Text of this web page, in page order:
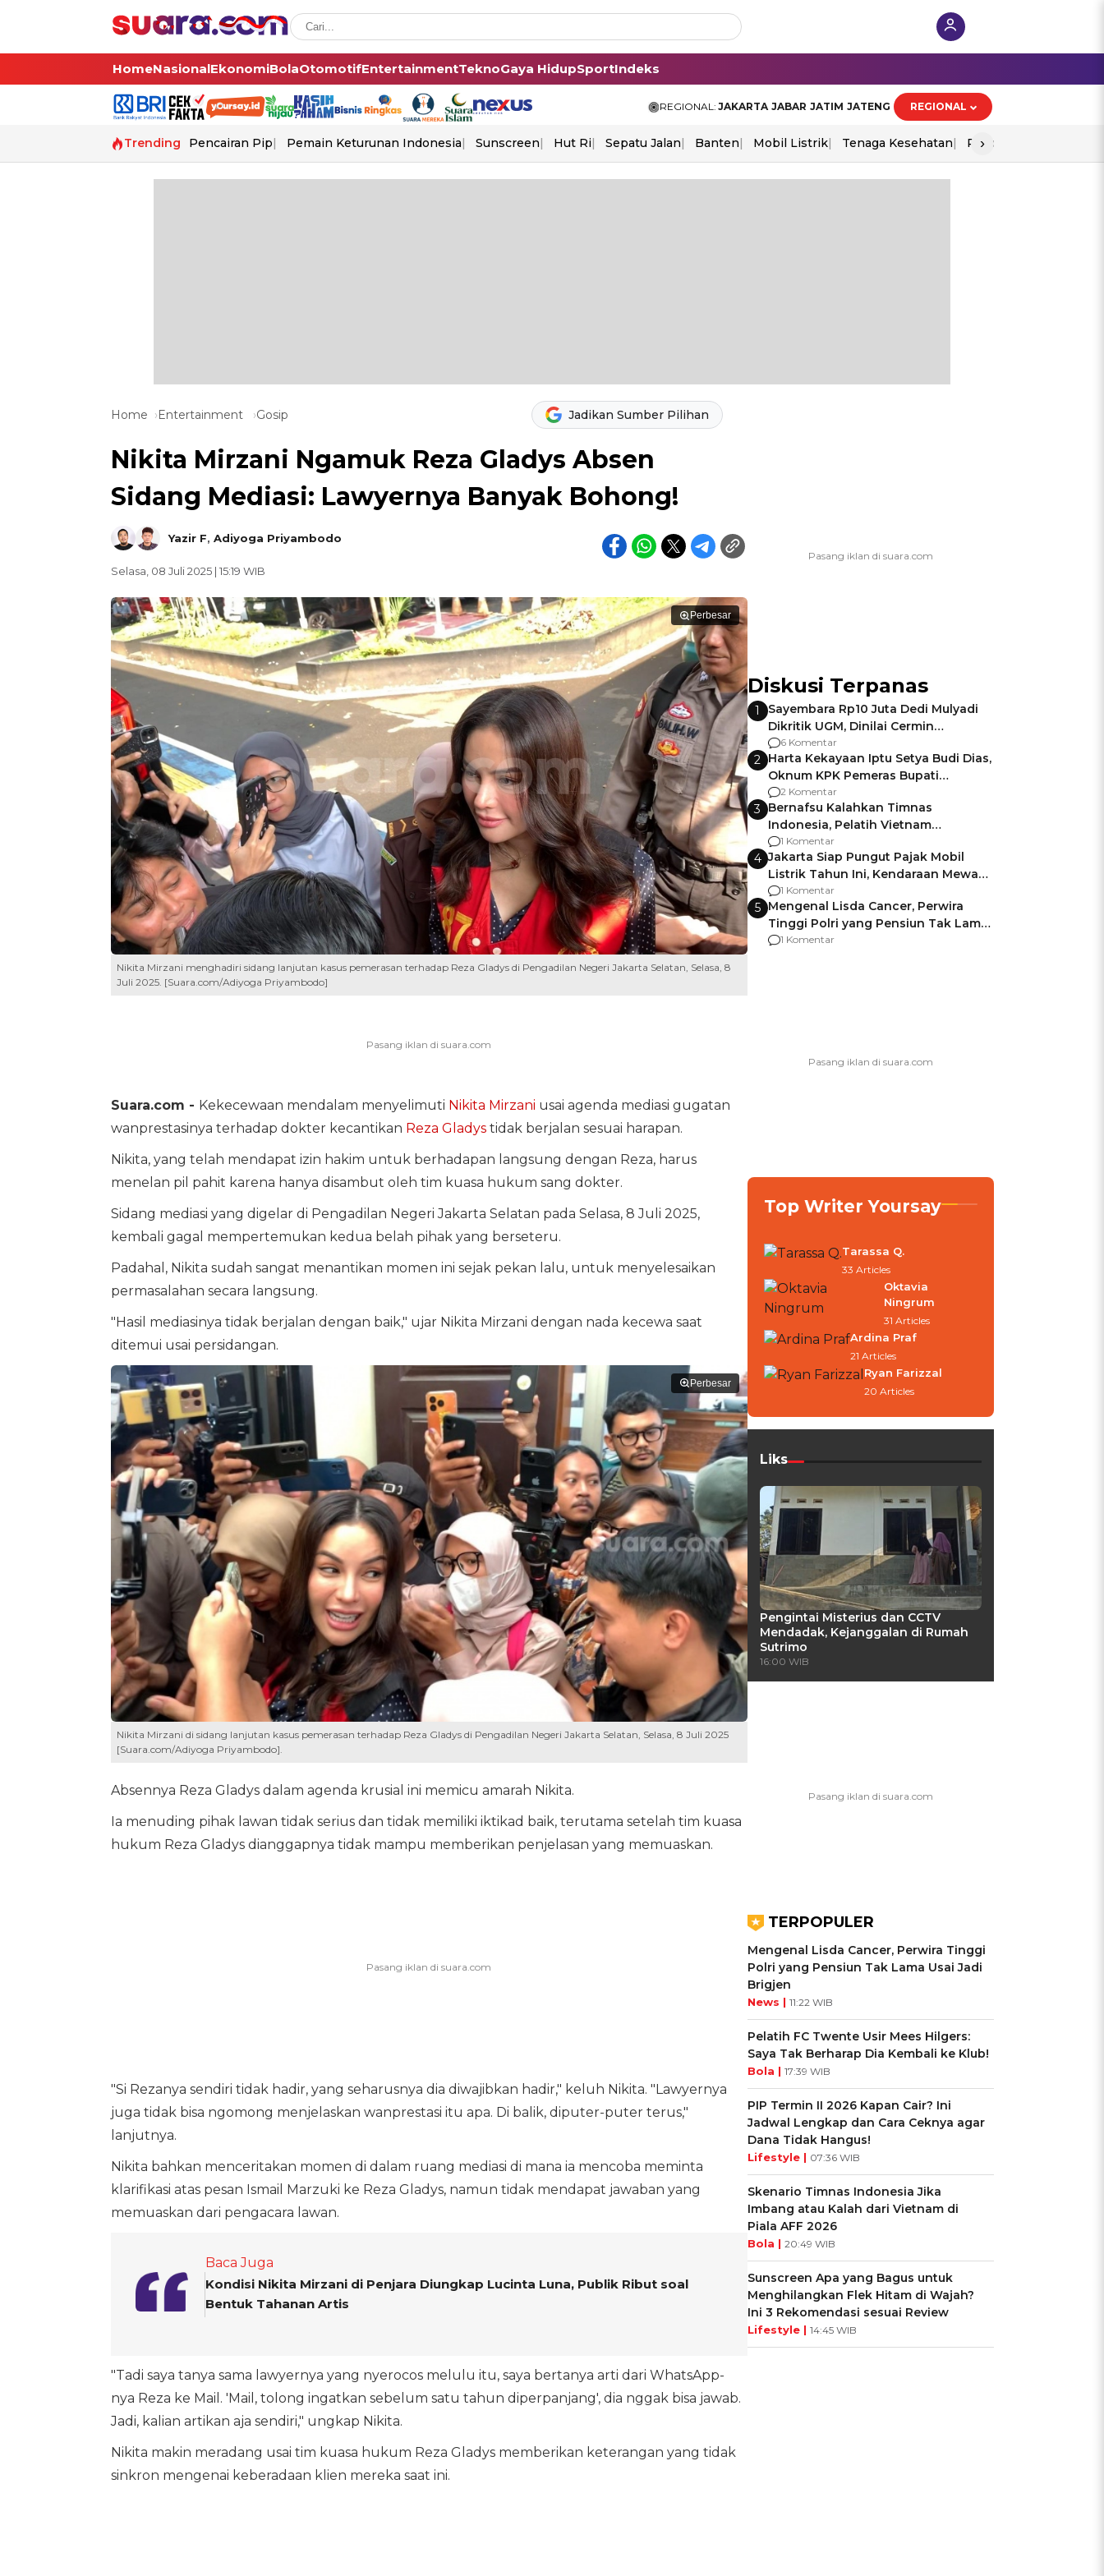
HomeNasionalEkonomiBolaOtomotifEntertainmentTeknoGaya HidupSportIndeks
REGIONAL: JAKARTA JABAR JATIM JATENG REGIONAL
Trending Pencairan Pip Pemain Keturunan Indonesia Sunscreen Hut Ri Sepatu Jalan Banten Mobil Listrik Tenaga Kesehatan Piala Aff 2026
›
Home Entertainment Gosip Jadikan Sumber Pilihan
Nikita Mirzani Ngamuk Reza Gladys Absen
Sidang Mediasi: Lawyernya Banyak Bohong!
Yazir F, Adiyoga Priyambodo
Selasa, 08 Juli 2025 | 15:19 WIB
Perbesar
Nikita Mirzani menghadiri sidang lanjutan kasus pemerasan terhadap Reza Gladys di Pengadilan Negeri Jakarta Selatan, Selasa, 8
Juli 2025. [Suara.com/Adiyoga Priyambodo]
Suara.com - Kekecewaan mendalam menyelimuti Nikita Mirzani usai agenda mediasi gugatan
wanprestasinya terhadap dokter kecantikan Reza Gladystidak berjalan sesuai harapan.
Nikita, yang telah mendapat izin hakim untuk berhadapan langsung dengan Reza, harus
menelan pil pahit karena hanya disambut oleh tim kuasa hukum sang dokter.
Sidang mediasi yang digelar di Pengadilan Negeri Jakarta Selatan pada Selasa, 8 Juli 2025,
kembali gagal mempertemukan kedua belah pihak yang berseteru.
Padahal, Nikita sudah sangat menantikan momen ini sejak pekan lalu, untuk menyelesaikan
permasalahan secara langsung.
"Hasil mediasinya tidak berjalan dengan baik," ujar Nikita Mirzani dengan nada kecewa saat
ditemui usai persidangan.
Perbesar
Nikita Mirzani di sidang lanjutan kasus pemerasan terhadap Reza Gladys di Pengadilan Negeri Jakarta Selatan, Selasa, 8 Juli 2025
[Suara.com/Adiyoga Priyambodo].
Absennya Reza Gladys dalam agenda krusial ini memicu amarah Nikita.
Ia menuding pihak lawan tidak serius dan tidak memiliki iktikad baik, terutama setelah tim kuasa
hukum Reza Gladys dianggapnya tidak mampu memberikan penjelasan yang memuaskan.
"Si Rezanya sendiri tidak hadir, yang seharusnya dia diwajibkan hadir," keluh Nikita. "Lawyernya
juga tidak bisa ngomong menjelaskan wanprestasi itu apa. Di balik, diputer-puter terus,"
lanjutnya.
Nikita bahkan menceritakan momen di dalam ruang mediasi di mana ia mencoba meminta
klarifikasi atas pesan Ismail Marzuki ke Reza Gladys, namun tidak mendapat jawaban yang
memuaskan dari pengacara lawan.
Baca Juga
Kondisi Nikita Mirzani di Penjara Diungkap Lucinta Luna, Publik Ribut soal
Bentuk Tahanan Artis
"Tadi saya tanya sama lawyernya yang nyerocos melulu itu, saya bertanya arti dari WhatsApp-
nya Reza ke Mail. 'Mail, tolong ingatkan sebelum satu tahun diperpanjang', dia nggak bisa jawab.
Jadi, kalian artikan aja sendiri," ungkap Nikita.
Nikita makin meradang usai tim kuasa hukum Reza Gladys memberikan keterangan yang tidak
sinkron mengenai keberadaan klien mereka saat ini.
Diskusi Terpanas
1
Sayembara Rp10 Juta Dedi Mulyadi
Dikritik UGM, Dinilai Cermin
Gagalnya Negara Jamin Keamanan
6 Komentar
2 Harta Kekayaan Iptu Setya Budi Dias,
Oknum KPK Pemeras Bupati
Pemalang
2 Komentar
3 Bernafsu Kalahkan Timnas
Indonesia, Pelatih Vietnam
Berencana Pakai Jimat di Pakansari
1 Komentar
4 Jakarta Siap Pungut Pajak Mobil
Listrik Tahun Ini, Kendaraan Mewah
Kena hingga 75% PKB
1 Komentar
5 Mengenal Lisda Cancer, Perwira
Tinggi Polri yang Pensiun Tak Lama
Usai Jadi Brigjen
1 Komentar
Top Writer Yoursay
Tarassa Q.
33 Articles
Oktavia
Ningrum
31 Articles
Ardina Praf
21 Articles
Ryan Farizzal
20 Articles
Liks
Pengintai Misterius dan CCTV
Mendadak, Kejanggalan di Rumah
Sutrimo
16:00 WIB
TERPOPULER
Mengenal Lisda Cancer, Perwira Tinggi
Polri yang Pensiun Tak Lama Usai Jadi
Brigjen
News | 11:22 WIB
Pelatih FC Twente Usir Mees Hilgers:
Saya Tak Berharap Dia Kembali ke Klub!
Bola | 17:39 WIB
PIP Termin II 2026 Kapan Cair? Ini
Jadwal Lengkap dan Cara Ceknya agar
Dana Tidak Hangus!
Lifestyle | 07:36 WIB
Skenario Timnas Indonesia Jika
Imbang atau Kalah dari Vietnam di
Piala AFF 2026
Bola | 20:49 WIB
Sunscreen Apa yang Bagus untuk
Menghilangkan Flek Hitam di Wajah?
Ini 3 Rekomendasi sesuai Review
Lifestyle | 14:45 WIB